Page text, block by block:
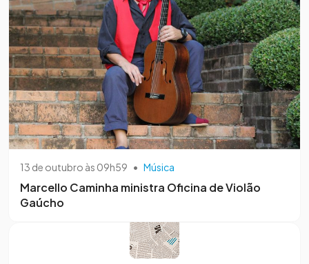
13 de outubro às 09h59 • Música
Marcello Caminha ministra Oficina de Violão
Gaúcho